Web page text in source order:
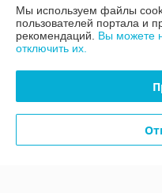
Полная версия сайта
Политика обработки
Сайт создан на
Мы используем файлы
пользователей портала и
рекомендаций. Вы можете
отключить их.